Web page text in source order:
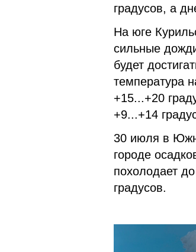
градусов, а
На юге
сильные
будет
температура
+15...+20
+9...+14
30 июля в
городе
похолодает
градусов.